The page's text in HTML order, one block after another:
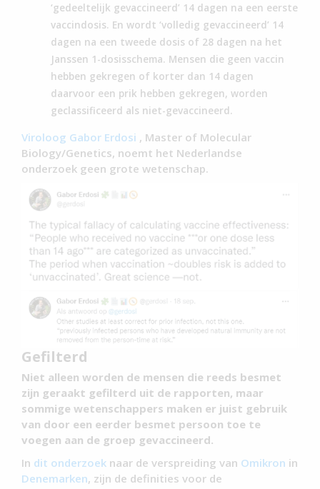
‘gedeeltelijk gevaccineerd’ 14 dagen na een eerste
vaccindosis. En wordt ‘volledig gevaccineerd’ 14
dagen na een tweede dosis of 28 dagen na het
Janssen 1-dosisschema. Mensen die geen vaccin
hebben gekregen of korter dan 14 dagen
daarvoor een prik hebben gekregen, worden
geclassificeerd als niet-gevaccineerd.
Viroloog Gabor Erdosi , Master of Molecular
Biology/Genetics, noemt het Nederlandse
onderzoek geen grote wetenschap.
Gefilterd
Niet alleen worden de mensen die reeds besmet
zijn geraakt gefilterd uit de rapporten, maar
sommige wetenschappers maken er juist gebruik
van door een eerder besmet persoon toe te
voegen aan de groep gevaccineerd.
In dit onderzoek naar de verspreiding van Omikron in
Denemarken, zijn de definities voor de